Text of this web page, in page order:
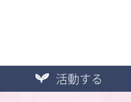
活動する